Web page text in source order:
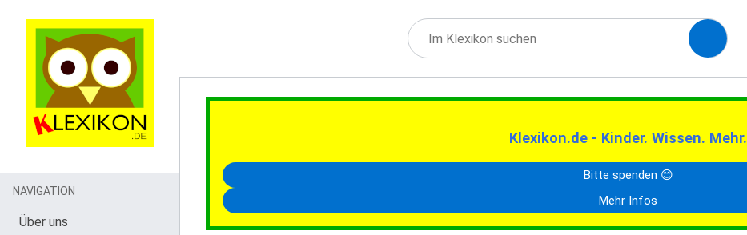
Klexikon.de - Kinder. Wissen. Mehr.
Bitte spenden 😊
Mehr Infos
NAVIGATION
Über uns